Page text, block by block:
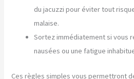
du jacuzzi pour éviter tout
malaise.
Sortez immédiatement si vous
nausées ou une fatigue
Ces règles simples vous permettront